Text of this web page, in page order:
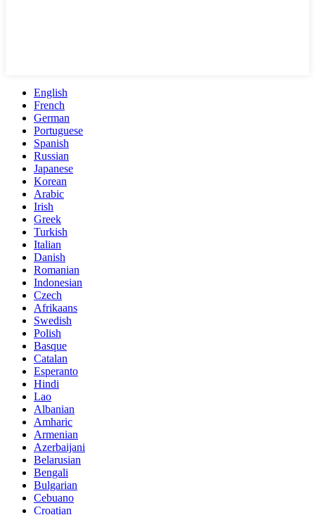
English
French
German
Portuguese
Spanish
Russian
Japanese
Korean
Arabic
Irish
Greek
Turkish
Italian
Danish
Romanian
Indonesian
Czech
Afrikaans
Swedish
Polish
Basque
Catalan
Esperanto
Hindi
Lao
Albanian
Amharic
Armenian
Azerbaijani
Belarusian
Bengali
Bulgarian
Cebuano
Croatian